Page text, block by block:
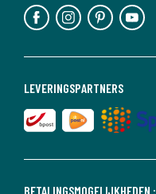
BETALINGSMOGELIJKHEDEN :
LEVERINGSPARTNERS